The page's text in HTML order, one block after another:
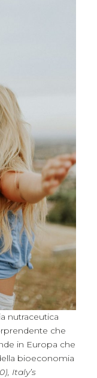
nutraceutica
che
in Europa che
bioeconomia
Italy’s